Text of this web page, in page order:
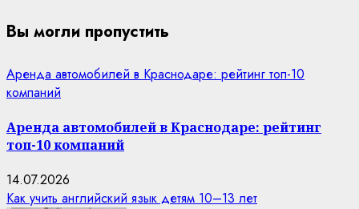
Вы могли пропустить
Аренда автомобилей в Краснодаре: рейтинг топ-10
компаний
Аренда автомобилей в Краснодаре: рейтинг
топ-10 компаний
14.07.2026
Как учить английский язык детям 10–13 лет